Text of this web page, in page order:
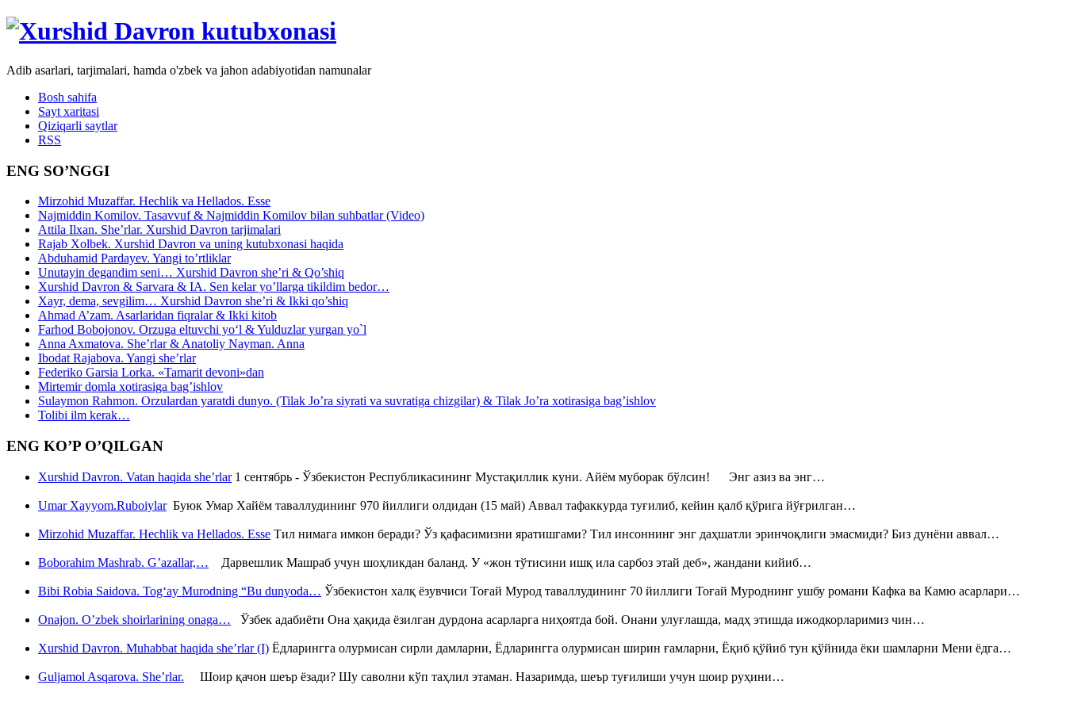
Adib asarlari, tarjimalari, hamda o'zbek va jahon adabiyotidan namunalar
Bosh sahifa
Sayt xaritasi
Qiziqarli saytlar
RSS
ENG SO’NGGI
Mirzohid Muzaffar. Hechlik va Hellados. Esse
Najmiddin Komilov. Tasavvuf & Najmiddin Komilov bilan suhbatlar (Video)
Attila Ilxan. She’rlar. Xurshid Davron tarjimalari
Rajab Xolbek. Xurshid Davron va uning kutubxonasi haqida
Abduhamid Pardayev. Yangi to’rtliklar
Unutayin degandim seni… Xurshid Davron she’ri & Qo’shiq
Xurshid Davron & Sarvara & IA. Sen kelar yo’llarga tikildim bedor…
Xayr, dema, sevgilim… Xurshid Davron she’ri & Ikki qo’shiq
Ahmad A’zam. Asarlaridan fiqralar & Ikki kitob
Farhod Bobojonov. Orzuga eltuvchi yo‘l & Yulduzlar yurgan yo`l
Anna Axmatova. She’rlar & Anatoliy Nayman. Anna
Ibodat Rajabova. Yangi she’rlar
Federiko Garsia Lorka. «Tamarit devoni»dan
Mirtemir domla xotirasiga bag’ishlov
Sulaymon Rahmon. Orzulardan yaratdi dunyo. (Tilak Jo’ra siyrati va suvratiga chizgilar) & Tilak Jo’ra xotirasiga bag’ishlov
Tolibi ilm kerak…
ENG KO’P O’QILGAN
Xurshid Davron. Vatan haqida she’rlar1 сентябрь - Ўзбекистон Республикасининг Мустақиллик куни. Айём муборак бўлсин! Энг азиз ва энг…
Umar Xayyom.RuboiylarБуюк Умар Хайём таваллудининг 970 йиллиги олдидан (15 май) Аввал тафаккурда туғилиб, кейин қалб қўрига йўғрилган…
Mirzohid Muzaffar. Hechlik va Hellados. Esse Тил нимага имкон беради? Ўз қафасимизни яратишгами? Тил инсоннинг энг даҳшатли эринчоқлиги эмасмиди? Биз дунёни аввал…
Boborahim Mashrab. G’azallar,… Дарвешлик Машраб учун шоҳликдан баланд. У «жон тўтисини ишқ ила сарбоз этай деб», жандани кийиб…
Bibi Robia Saidova. Tog‘ay Murodning “Bu dunyoda… Ўзбекистон халқ ёзувчиси Тоғай Мурод таваллудининг 70 йиллиги Тоғай Муроднинг ушбу романи Кафка ва Камю асарлари…
Onajon. O’zbek shoirlarining onaga… Ўзбек адабиёти Она ҳақида ёзилган дурдона асарларга ниҳоятда бой. Онани улуғлашда, мадҳ этишда ижодкорларимиз чин…
Xurshid Davron. Muhabbat haqida she’rlar (I) Ёдларингга олурмисан сирли дамларни, Ёдларингга олурмисан ширин ғамларни, Ёқиб қўйиб тун қўйнида ёки шамларни Мени ёдга…
Guljamol Asqarova. She’rlar. Шоир қачон шеър ёзади? Шу саволни кўп таҳлил этаман. Назаримда, шеър туғилиши учун шоир руҳини…